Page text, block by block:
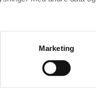
af cookies samt
af personoplysninger
Marketing